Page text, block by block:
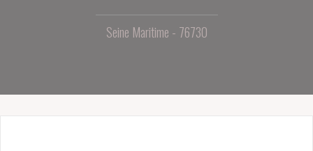
Seine Maritime - 76730